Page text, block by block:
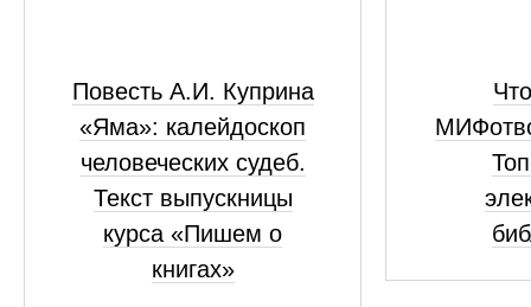
Повесть А.И. Куприна
«Яма»: калейдоскоп
человеческих судеб.
Текст выпускницы
курса «Пишем о
книгах»